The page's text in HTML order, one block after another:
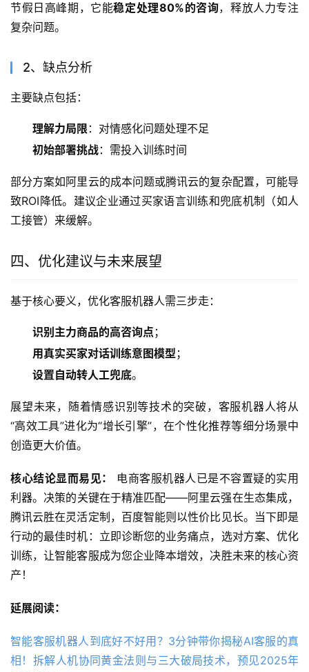
节假日高峰期，它能稳定处理80%的咨询，释放人力专注
复杂问题。
2、缺点分析
主要缺点包括：
理解力局限 ：对情感化问题处理不足
初始部署挑战：需投入训练时间
部分方案如阿里云的成本问题或腾讯云的复杂配置，可能导
致ROI降低。建议企业通过买家语言训练和兜底机制（如人
工接管）来缓解。
四、优化建议与未来展望
基于核心要义，优化客服机器人需三步走：
识别主力商品的高咨询点 ；
用真实买家对话训练意图模型；
设置自动转人工兜底。
展望未来，随着情感识别等技术的突破，客服机器人将从
“高效工具”进化为“增长引擎”，在个性化推荐等细分场景中
创造更大价值。
核心结论显而易见：
电商客服机器人已是不容置疑的实用
利器。决策的关键在于精准匹配——阿里云强在生态集成，
腾讯云胜在灵活定制，百度智能则以性价比见长。当下即是
行动的最佳时机：立即诊断您的业务痛点，选对方案、优化
训练，让智能客服成为您企业降本增效，决胜未来的核心资
产！
延展阅读：
智能客服机器人到底好不好用？3分钟带你揭秘AI客服的真
相！拆解人机协同黄金法则与三大破局技术，预见2025年